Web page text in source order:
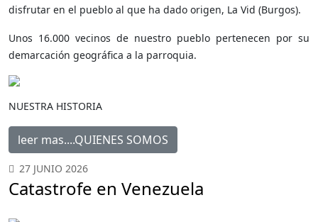
disfrutar en el pueblo al que ha dado origen, La Vid (Burgos).
Unos 16.000 vecinos de nuestro pueblo pertenecen por su
demarcación geográfica a la parroquia.
NUESTRA HISTORIA
leer mas....QUIENES SOMOS
27 JUNIO 2026
Catastrofe en Venezuela